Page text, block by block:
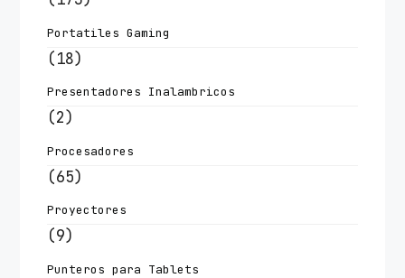
Portatiles Gaming
(18)
Presentadores Inalambricos
(2)
Procesadores
(65)
Proyectores
(9)
Punteros para Tablets